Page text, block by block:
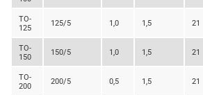
TO-
125
125/5 1,0 1,5 21
TO-
150
150/5 1,0 1,5 21
TO-
200
200/5 0,5 1,5 21